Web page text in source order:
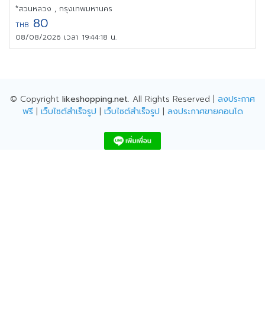
*สวนหลวง , กรุงเทพมหานคร
THB 80
08/08/2026 เวลา 19:44:18 น.
© Copyright likeshopping.net. All Rights Reserved | ลงประกาศ
ฟรี| เว็บไซต์สำเร็จรูป | เว็บไซต์สำเร็จรูป | ลงประกาศขายคอนโด